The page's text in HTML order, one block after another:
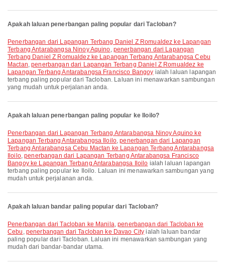
Apakah laluan penerbangan paling popular dari Tacloban?
penerbangan dari Lapangan Terbang Daniel Z Romualdez ke Lapangan
Terbang Antarabangsa Ninoy Aquino, penerbangan dari Lapangan
Terbang Daniel Z Romualdez ke Lapangan Terbang Antarabangsa Cebu
Mactan,penerbangan dari Lapangan Terbang Daniel Z Romualdez ke
Lapangan Terbang Antarabangsa Francisco Bangoy ialah laluan lapangan
terbang paling popular dari Tacloban. Laluan ini menawarkan sambungan
yang mudah untuk perjalanan anda.
Apakah laluan penerbangan paling popular ke Iloilo?
penerbangan dari Lapangan Terbang Antarabangsa Ninoy Aquino ke
Lapangan Terbang Antarabangsa Iloilo,penerbangan dari Lapangan
Terbang Antarabangsa Cebu Mactan ke Lapangan Terbang Antarabangsa
Iloilo,penerbangan dari Lapangan Terbang Antarabangsa Francisco
Bangoy ke Lapangan Terbang Antarabangsa Iloilo ialah laluan lapangan
terbang paling popular ke Iloilo. Laluan ini menawarkan sambungan yang
mudah untuk perjalanan anda.
Apakah laluan bandar paling popular dari Tacloban?
penerbangan dari Tacloban ke Manila,penerbangan dari Tacloban ke
Cebu , penerbangan dari Tacloban ke Davao City ialah laluan bandar
paling popular dari Tacloban. Laluan ini menawarkan sambungan yang
mudah dari bandar-bandar utama.